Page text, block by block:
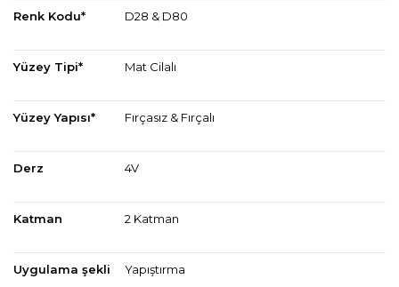
Renk Kodu* D28 & D80
Yüzey Tipi* Mat Cilalı
Yüzey Yapısı* Fırçasız & Fırçalı
Derz 4V
Katman 2 Katman
Uygulama şekli Yapıştırma